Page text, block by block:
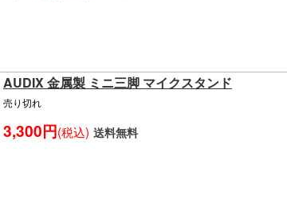
AUDIX 金属製 ミニ三脚 マイクスタンド
売り切れ
3,300円(税込) 送料無料